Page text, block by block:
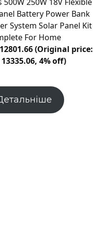
Battery Power Bank
System Solar Panel Kit
For Home
(Original price:
4% off)